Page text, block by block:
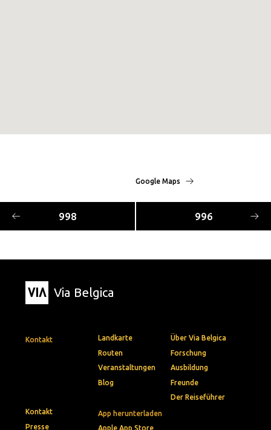
Google Maps
998 996
Via Belgica
Kontakt
App herunterladen
Apple App Store
Landkarte
Routen
Veranstaltungen
Blog
Über Via Belgica
Forschung
Ausbildung
Freunde
Der Reiseführer
Kontakt
Presse